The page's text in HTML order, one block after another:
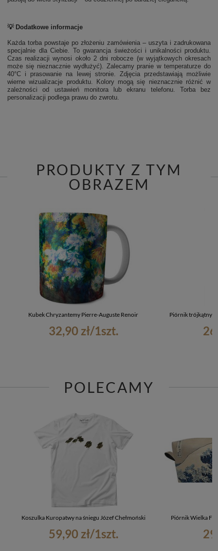
💡 Dodatkowe informacje
Każda torba powstaje po złożeniu zamówienia – uszyta i zadrukowana
specjalnie dla Ciebie. To gwarancja świeżości i unikalności produktu.
Czas realizacji wynosi około 2 dni robocze (w wyjątkowych okresach
może się nieznacznie wydłużyć). Zalecamy pranie w temperaturze do
40°C i prasowanie na lewej stronie. Zdjęcia przedstawiają możliwie
wierne wizualizacje produktu. Kolory mogą się nieznacznie różnić w
zależności od ustawień monitora lub ekranu telefonu. Torba bez
personalizacji podlega prawu do zwrotu.
PRODUKTY Z TYM
OBRAZEM
Kubek Chryzantemy Pierre-Auguste Renoir
32,90 zł/1szt.
Piórnik trójkątny
POLECAMY
Koszulka Kuropatwy na śniegu Józef Chełmoński
59,90 zł/1szt.
Piórnik Wielka